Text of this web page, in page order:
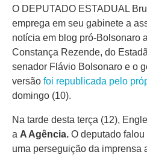
O DEPUTADO ESTADUAL
emprega em seu gabinete a
notícia em blog pró-Bolsonaro
Constança Rezende, do
senador Flávio Bolsonaro e o
versão foi republicada pelo
domingo (10).
Na tarde desta terça (12),
a A Agência. O deputado
uma perseguição da imprensa